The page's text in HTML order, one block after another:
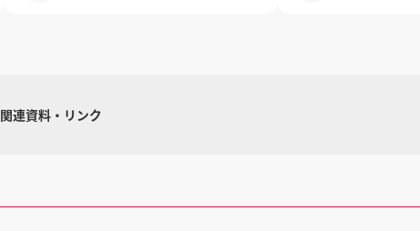
関連資料・リンク